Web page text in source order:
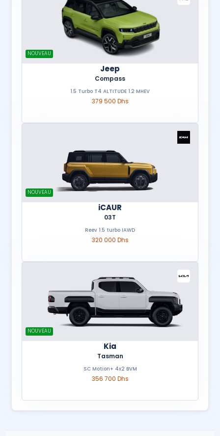
NOUVEAU
Jeep
Compass
1.5 Turbo T4 ALTITUDE 1.2 MHEV
379 500 Dhs
NOUVEAU
iCAUR
03T
Reev 1.5 turbo IAWD
320 000 Dhs
NOUVEAU
Kia
Tasman
SC Motion+ 4x2 BVM
356 700 Dhs